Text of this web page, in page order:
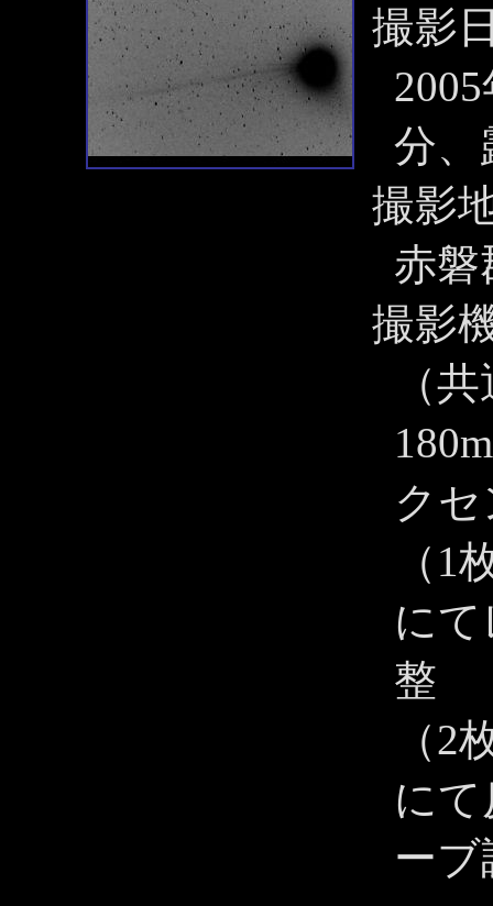
撮影
分、
撮影
赤磐
撮影
（
ク
（1
に
整
（2
に
ー